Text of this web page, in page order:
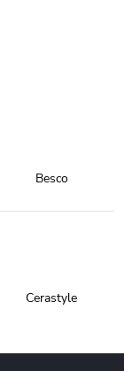
Besco
Cerastyle